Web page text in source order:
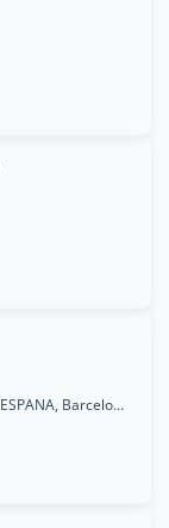
CARRER TUSET 20/24 - 8-808006 BACELONA ESPANA, Barcelone, Catalogne